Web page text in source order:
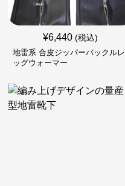
¥6,440 (税込)
地雷系 合皮ジッパーバックルレ
ッグウォーマー